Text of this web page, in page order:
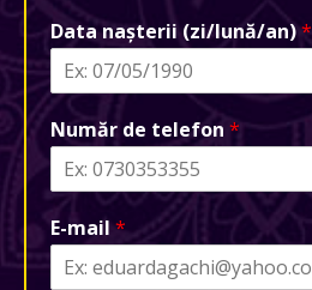
Data nașterii (zi/lună/an)*
Număr de telefon *
E-mail *